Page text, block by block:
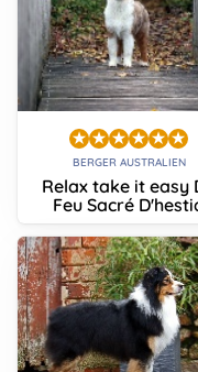
BERGER AUSTRALIEN
Relax take it easy
Feu Sacré